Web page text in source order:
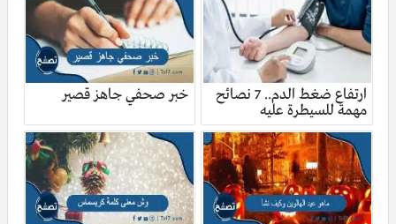
ارتفاع ضغط الدم.. 7 نصائح
مهمة للسيطرة عليه
خبر صحفي جاهز قصير